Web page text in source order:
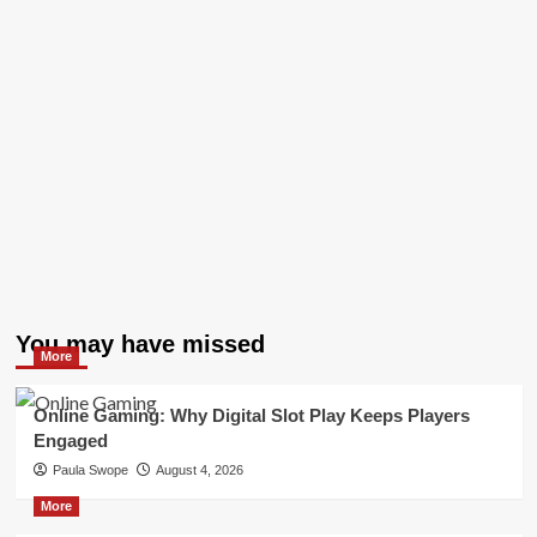
You may have missed
More
Online Gaming: Why Digital Slot Play Keeps Players
Engaged
Paula Swope August 4, 2026
More